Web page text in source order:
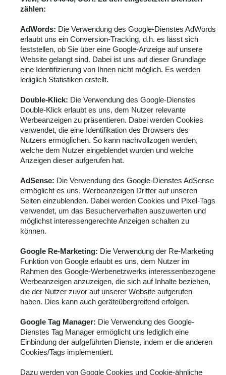
zählen:
AdWords: Die Verwendung des Google-Dienstes AdWords
erlaubt uns ein Conversion-Tracking, d.h. es lässt sich
feststellen, ob Sie über eine Google-Anzeige auf unsere
Website gelangt sind. Dabei ist uns auf dieser Grundlage
eine Identifizierung von Ihnen nicht möglich. Es werden
lediglich Statistiken erstellt.
Double-Klick: Die Verwendung des Google-Dienstes
Double-Klick erlaubt es uns, dem Nutzer relevante
Werbeanzeigen zu präsentieren. Dabei werden Cookies
verwendet, die eine Identifikation des Browsers des
Nutzers ermöglichen. So kann nachvollzogen werden,
welche dem Nutzer eingeblendet wurden und welche
Anzeigen dieser aufgerufen hat.
AdSense: Die Verwendung des Google-Dienstes AdSense
ermöglicht es uns, Werbeanzeigen Dritter auf unseren
Seiten einzublenden. Dabei werden Cookies und Pixel-Tags
verwendet, um das Besucherverhalten auszuwerten und
möglichst interessengerechte Anzeigen schalten zu
können.
Google Re-Marketing: Die Verwendung der Re-Marketing
Funktion von Google erlaubt es uns, dem Nutzer im
Rahmen des Google-Werbenetzwerks interessenbezogene
Werbeanzeigen anzuzeigen, die sich auf Inhalte beziehen,
die der Nutzer zuvor auf unserer Website aufgerufen
haben. Dies kann auch geräteübergreifend erfolgen.
Google Tag Manager: Die Verwendung des Google-
Dienstes Tag Manager ermöglicht uns lediglich eine
Einbindung der aufgeführten Dienste, indem er die anderen
Cookies/Tags implementiert.
Dazu werden von Google Cookies und Cookie-ähnliche